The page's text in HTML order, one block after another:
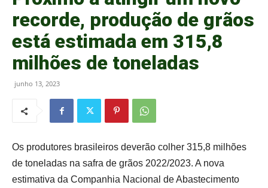
recorde, produção de grãos
está estimada em 315,8
milhões de toneladas
junho 13, 2023
Os produtores brasileiros deverão colher 315,8 milhões
de toneladas na safra de grãos 2022/2023. A nova
estimativa da Companhia Nacional de Abastecimento